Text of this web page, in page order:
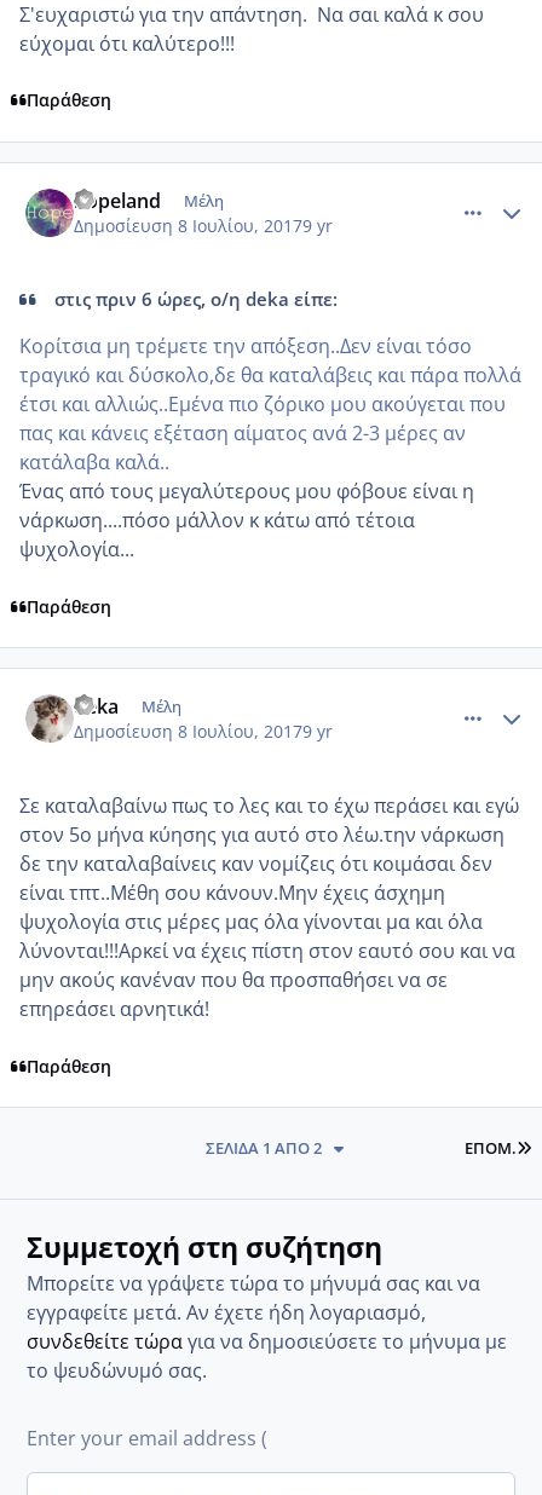
Σ'ευχαριστώ για την απάντηση. Να σαι καλά κ σου
εύχομαι ότι καλύτερο!!!
Παράθεση
hopeland Μέλη
Δημοσίευση 8 Ιουλίου, 20179 yr
στις πριν 6 ώρες, ο/η deka είπε:
Κορίτσια μη τρέμετε την απόξεση..Δεν είναι τόσο
τραγικό και δύσκολο,δε θα καταλάβεις και πάρα πολλά
έτσι και αλλιώς..Εμένα πιο ζόρικο μου ακούγεται που
πας και κάνεις εξέταση αίματος ανά 2-3 μέρες αν
κατάλαβα καλά..
Ένας από τους μεγαλύτερους μου φόβουε είναι η
νάρκωση....πόσο μάλλον κ κάτω από τέτοια
ψυχολογία...
Παράθεση
deka Μέλη
Δημοσίευση 8 Ιουλίου, 20179 yr
Σε καταλαβαίνω πως το λες και το έχω περάσει και εγώ
στον 5ο μήνα κύησης για αυτό στο λέω.την νάρκωση
δε την καταλαβαίνεις καν νομίζεις ότι κοιμάσαι δεν
είναι τπτ..Μέθη σου κάνουν.Μην έχεις άσχημη
ψυχολογία στις μέρες μας όλα γίνονται μα και όλα
λύνονται!!!Αρκεί να έχεις πίστη στον εαυτό σου και να
μην ακούς κανέναν που θα προσπαθήσει να σε
επηρεάσει αρνητικά!
Παράθεση
ΕΠΌΜ.
ΣΕΛΊΔΑ 1 ΑΠΌ 2
Συμμετοχή στη συζήτηση
Μπορείτε να γράψετε τώρα το μήνυμά σας και να
εγγραφείτε μετά. Αν έχετε ήδη λογαριασμό,
συνδεθείτε τώραγια να δημοσιεύσετε το μήνυμα με
το ψευδώνυμό σας.